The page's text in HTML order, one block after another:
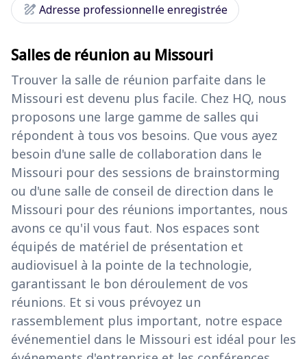
draw Adresse professionnelle enregistrée
Salles de réunion au Missouri
Trouver la salle de réunion parfaite dans le
Missouri est devenu plus facile. Chez HQ, nous
proposons une large gamme de salles qui
répondent à tous vos besoins. Que vous ayez
besoin d'une salle de collaboration dans le
Missouri pour des sessions de brainstorming
ou d'une salle de conseil de direction dans le
Missouri pour des réunions importantes, nous
avons ce qu'il vous faut. Nos espaces sont
équipés de matériel de présentation et
audiovisuel à la pointe de la technologie,
garantissant le bon déroulement de vos
réunions. Et si vous prévoyez un
rassemblement plus important, notre espace
événementiel dans le Missouri est idéal pour les